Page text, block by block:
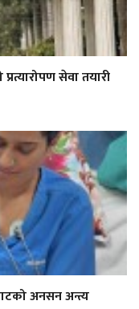
सेवा तयारी
अनसन अन्त्य